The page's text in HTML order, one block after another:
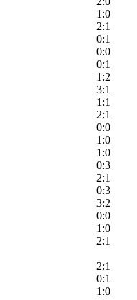
1:0
2:1
0:1
0:0
0:1
1:2
3:1
1:1
2:1
0:0
1:0
1:0
0:3
2:1
0:3
3:2
0:0
1:0
2:1
2:1
0:1
1:0